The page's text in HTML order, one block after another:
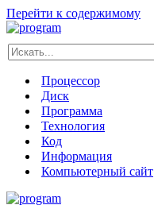
Перейти к содержимому
Искать...
Процессор
Диск
Программа
Технология
Код
Информация
Компьютерный сайт